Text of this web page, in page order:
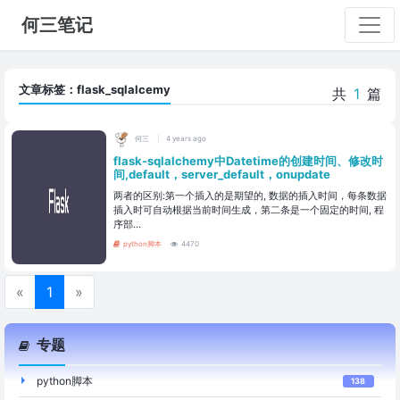
何三笔记
共 1 篇
文章标签：flask_sqlalcemy
何三 4 years ago
flask-sqlalchemy中Datetime的创建时间、修改时
间,default，server_default，onupdate
两者的区别:第一个插入的是期望的, 数据的插入时间，每条数据
插入时可自动根据当前时间生成，第二条是一个固定的时间, 程
序部...
python脚本 4470
« 1 »
专题
python脚本 138